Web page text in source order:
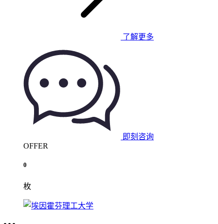
了解更多
即刻咨询
OFFER
0
枚